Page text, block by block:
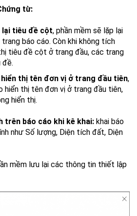
từ:
lại tiêu đề cột, phần mềm sẽ lặp lại
báo cáo. Còn khi không tích
tiêu đề cột ở trang đầu, các trang
đề.
hiển thị tên đơn vị ở trang đầu tiên,
hiển thị tên đơn vị ở trang đầu tiên,
hiển thị.
trên báo cáo khi kê khai: khai báo
như Số lượng, Diện tích đất, Diện
mềm lưu lại các thông tin thiết lập